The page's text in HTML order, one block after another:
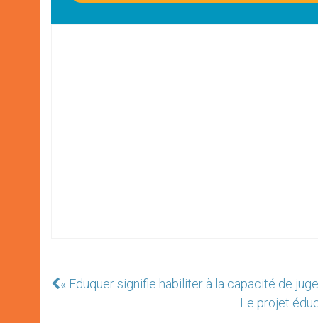
« Eduquer signifie habiliter à la capacité de
Le projet